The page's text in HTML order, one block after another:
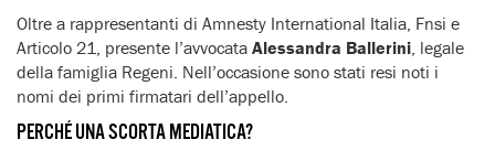
Oltre a rappresentanti di Amnesty International Italia, Fnsi e
Articolo 21, presente l’avvocata Alessandra Ballerini , legale
della famiglia Regeni. Nell’occasione sono stati resi noti i
nomi dei primi firmatari dell’appello.
PERCHÉ UNA SCORTA MEDIATICA?